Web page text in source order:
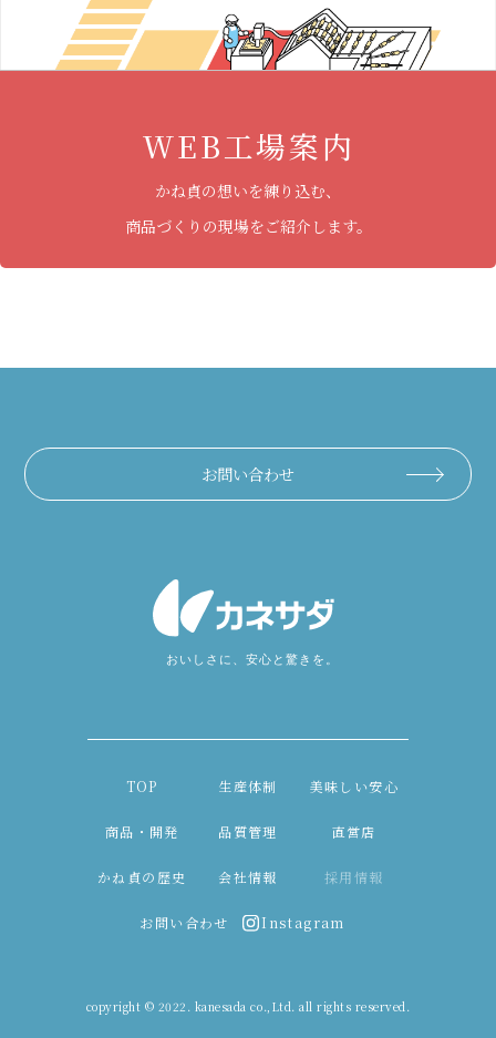
WEB工場案内
かね貞の想いを練り込む、
商品づくりの現場をご紹介します。
お問い合わせ
TOP 生産体制 美味しい安心
商品・開発 品質管理 直営店
かね貞の歴史 会社情報 採用情報
お問い合わせ Instagram
copyright © 2022. kanesada co.,Ltd. all rights reserved.